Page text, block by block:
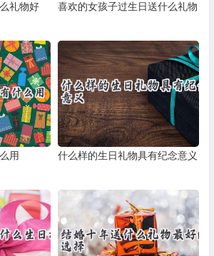
礼物好 喜欢的女孩子过生日送什么礼物
用 什么样的生日礼物具有纪念意义